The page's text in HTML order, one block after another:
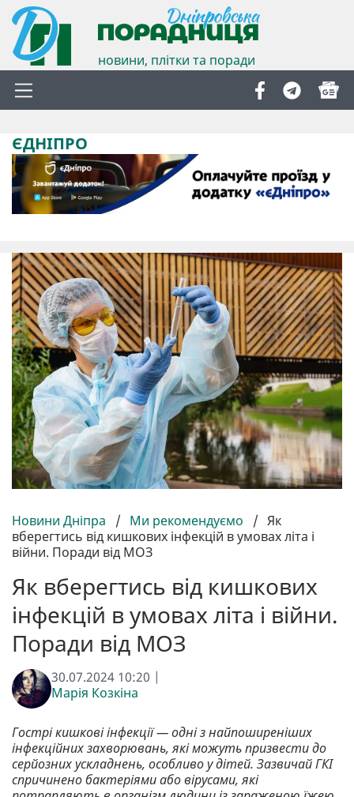
новини, плітки та поради
ЄДНІПРО
Новини Дніпра / Ми рекомендуємо / Як
вберегтись від кишкових інфекцій в умовах літа і
війни. Поради від МОЗ
Як вберегтись від кишкових
інфекцій в умовах літа і війни.
Поради від МОЗ
30.07.2024 10:20 |
Марія Козкіна
Гострі кишкові інфекції — одні з найпоширеніших
інфекційних захворювань, які можуть призвести до
серйозних ускладнень, особливо у дітей. Зазвичай ГКІ
спричинено бактеріями або вірусами, які